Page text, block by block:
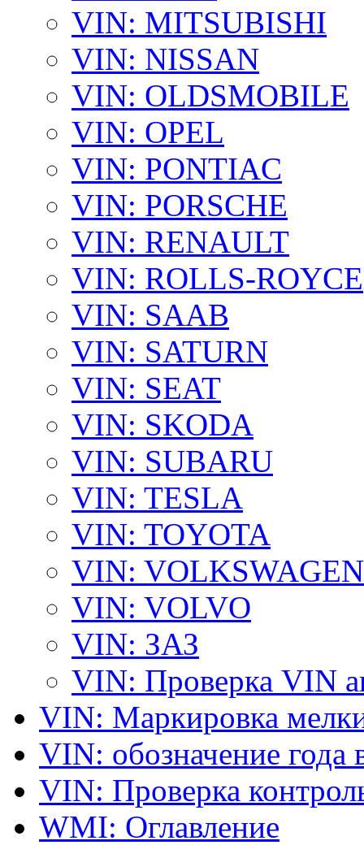
VIN: MITSUBISHI
VIN: NISSAN
VIN: OLDSMOBILE
VIN: OPEL
VIN: PONTIAC
VIN: PORSCHE
VIN: RENAULT
VIN: ROLLS-ROYCE
VIN: SAAB
VIN: SATURN
VIN: SEAT
VIN: SKODA
VIN: SUBARU
VIN: TESLA
VIN: TOYOTA
VIN: VOLKSWAGEN
VIN: VOLVO
VIN: ЗАЗ
VIN: Проверка VIN
VIN: Маркировка
VIN: обозначение года
VIN: Проверка
WMI: Оглавление